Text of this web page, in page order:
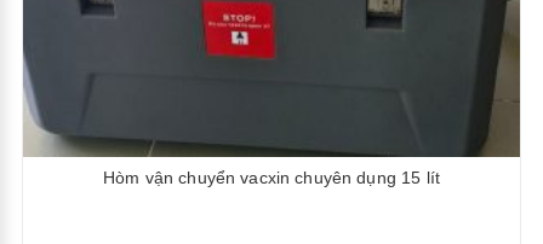
Hòm vận chuyển vacxin chuyên dụng 15 lít